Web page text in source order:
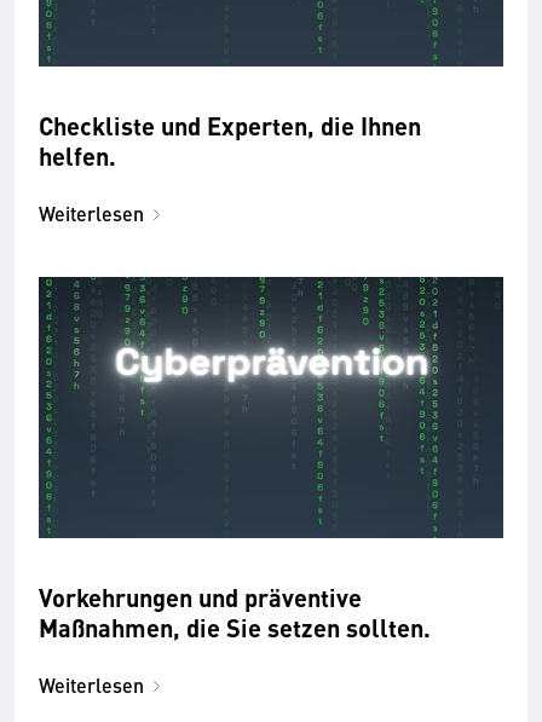
Checkliste und Experten, die Ihnen
helfen.
Weiterlesen
Vorkehrungen und präventive
Maßnahmen, die Sie setzen sollten.
Weiterlesen